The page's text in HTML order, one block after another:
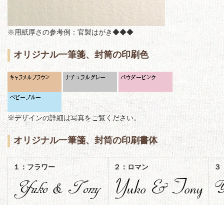
※用紙厚さの参考例：官製はがき◆◆◆
オリジナル一筆箋、封筒の印刷色
※デザインの詳細は写真をご覧ください。
オリジナル一筆箋、封筒の印刷書体
１：フラワー ２：ロマン ３